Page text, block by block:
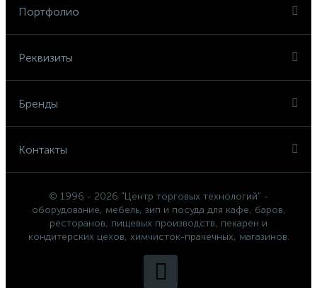
Портфолио
Реквизиты
Бренды
Контакты
© 1996 - 2026 "Центр торговых технологий" -
оборудование, мебель, зип и посуда для кафе, баров,
ресторанов, пищевых производств, пекарен и
кондитерских цехов, химчисток-прачечных, магазинов.